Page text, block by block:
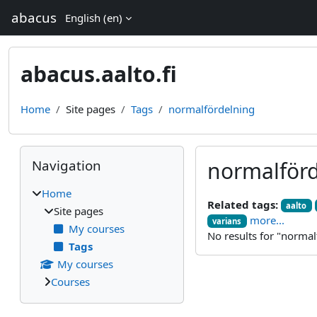
abacus English ‎(en)‎
abacus.aalto.fi
Home Site pages Tags normalfördelning
Related tags: aalto
varians
more...
No results for
Blocks
Skip Navigation
Navigation
Home
Site pages
My courses
Tags
My courses
Courses